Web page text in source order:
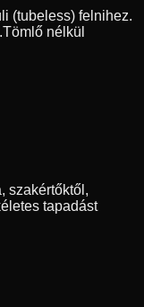
(tubeless) felnihez.
Tömlő nélkül
szakértőktől,
tapadást